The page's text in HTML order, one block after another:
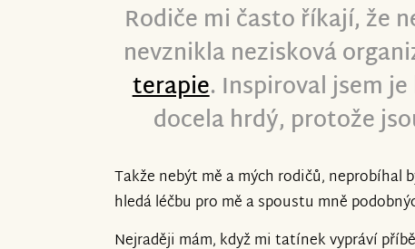
sdílení, každá zmínka se počítá a může
děkujeme všem, kteří pomáhají i v
Nyní není lehká doba pro nikoho z nás.
především pevné zdraví, mnoho sil a
Lenka & Rado @ Oli
Rodiče mi často říkají, že
nevznikla nezisková
terapie. Inspiroval jsem
docela hrdý, protože
Takže nebýt mě a mých rodičů, neprobíhal
hledá léčbu pro mě a spoustu mně
Nejraději mám, když mi tatínek vypráví